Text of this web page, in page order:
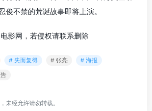
俊不禁的荒诞故事即将上演。
影网，若侵权请联系删除
# 失而复得 # 张亮
# 海报
未经允许请勿转载。